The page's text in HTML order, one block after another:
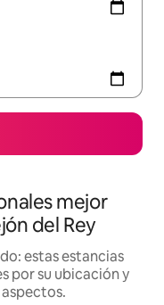
mejor
del Rey
estas estancias
por su ubicación y